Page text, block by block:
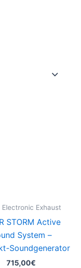
Electronic Exhaust
STORM Active
System –
Soundgenerator
715,00€